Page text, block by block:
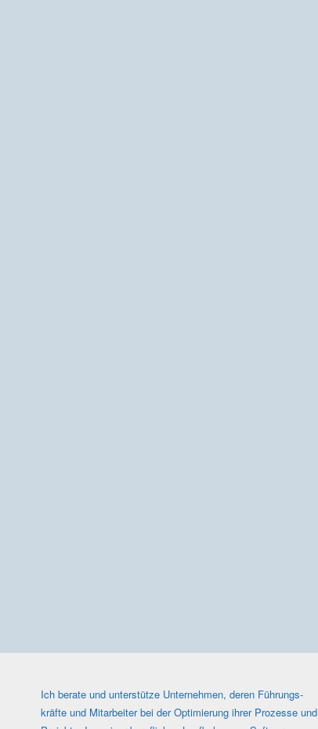
Ich berate und unterstütze Unter­nehmen, deren Füh­rungs­
kräfte und Mit­arbeiter bei der Optimie­rung ihrer Prozesse und